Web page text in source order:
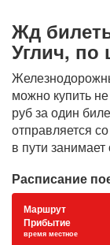
Жд
Углич, по
можно купить
руб за один
отправляется
в пути
Расписание
Маршрут
Прибытие
время местное